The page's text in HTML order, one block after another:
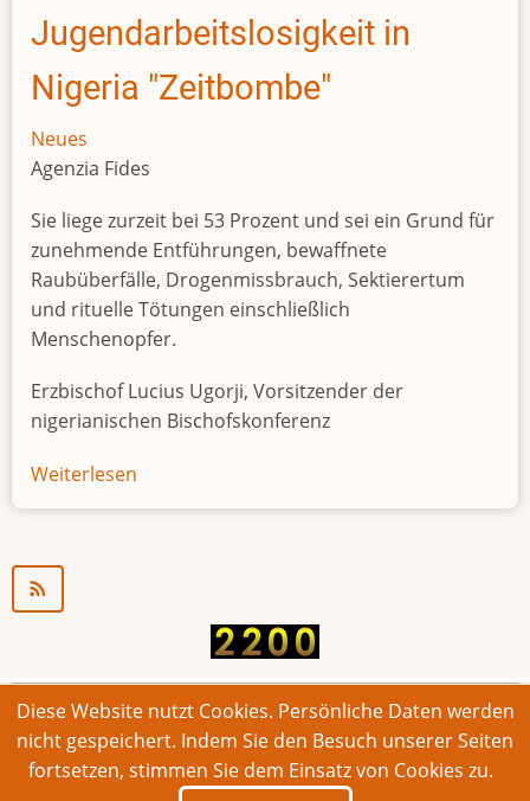
Jugendarbeitslosigkeit in
Nigeria "Zeitbombe"
Neues
Agenzia Fides
Sie liege zurzeit bei 53 Prozent und sei ein Grund für
zunehmende Entführungen, bewaffnete
Raubüberfälle, Drogenmissbrauch, Sektierertum
und rituelle Tötungen einschließlich
Menschenopfer.
Erzbischof Lucius Ugorji, Vorsitzender der
nigerianischen Bischofskonferenz
Weiterlesen
Jugendarbeitslosigkeit
© 2026 Bonner Aufruf. Alle Rechte vorbehalten.
Footer
Impressum Kontakt Intern
Diese Website nutzt Cookies. Persönliche Daten werden
nicht gespeichert. Indem Sie den Besuch unserer Seiten
fortsetzen, stimmen Sie dem Einsatz von Cookies zu.